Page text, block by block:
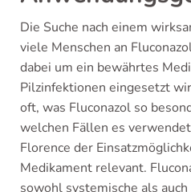
Die Suche nach einem
viele Menschen an
dabei um ein bewährtes
Pilzinfektionen eingesetzt
oft, was Fluconazol so
welchen Fällen es
Florence der
Medikament relevant.
sowohl systemische als